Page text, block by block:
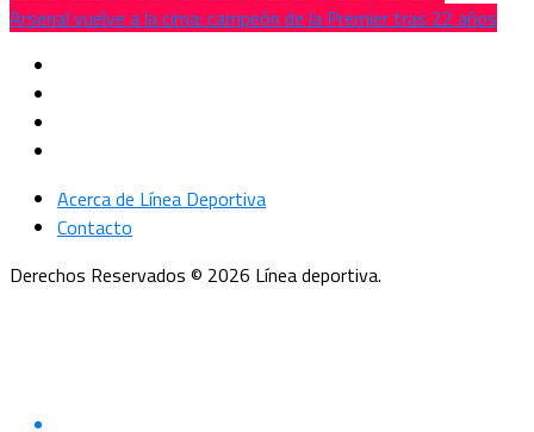
Arsenal vuelve a la cima: campeón de la Premier tras 22 años
Acerca de Línea Deportiva
Contacto
Derechos Reservados © 2026 Línea deportiva.